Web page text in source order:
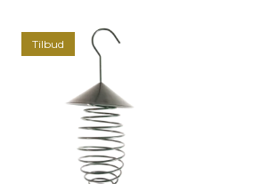
Tilbud